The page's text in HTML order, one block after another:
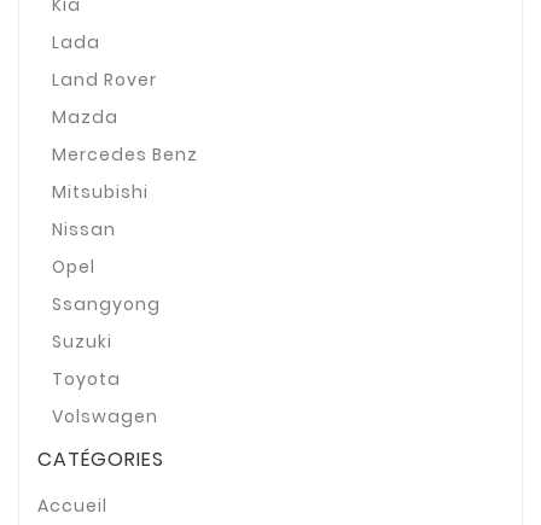
Lada
Land Rover
Mazda
Mercedes Benz
Mitsubishi
Nissan
Opel
Ssangyong
Suzuki
Toyota
Volswagen
CATÉGORIES
Accueil